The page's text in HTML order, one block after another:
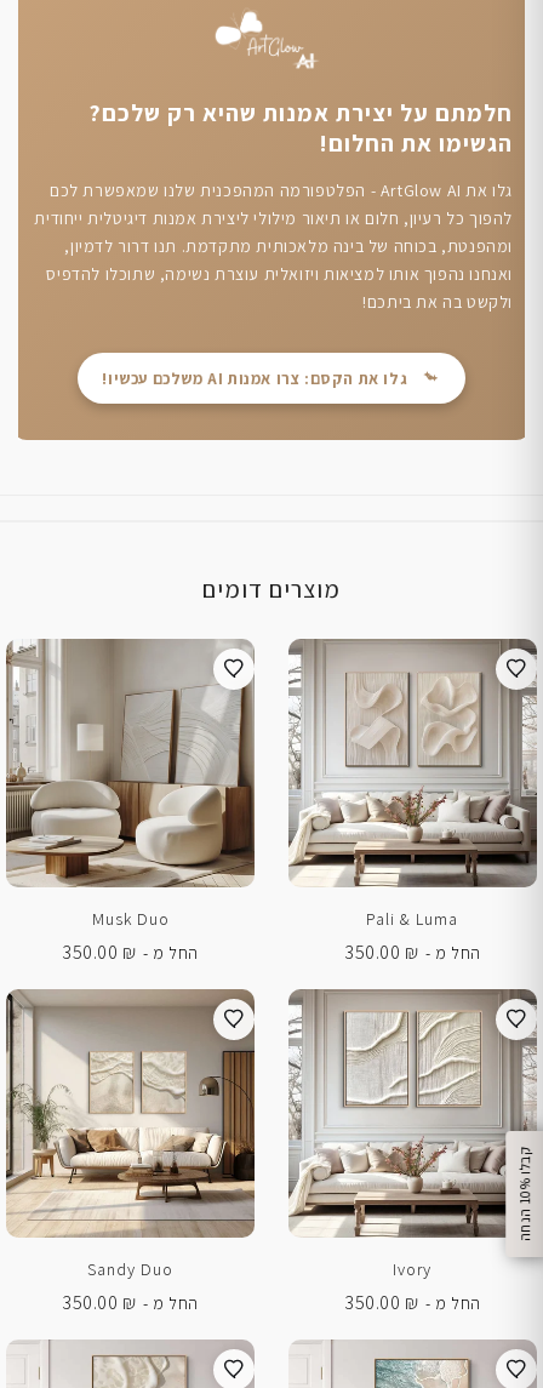
ק
ב
ל
ו
1
0
%
ה
נ
ח
ה
חלמתם על יצירת אמנות שהיא רק שלכם?
הגשימו את החלום!
גלו את ArtGlow AI - הפלטפורמה המהפכנית שלנו שמאפשרת לכם
להפוך כל רעיון, חלום או תיאור מילולי ליצירת אמנות דיגיטלית ייחודית
ומהפנטת, בכוחה של בינה מלאכותית מתקדמת. תנו דרור לדמיון,
ואנחנו נהפוך אותו למציאות ויזואלית עוצרת נשימה, שתוכלו להדפיס
ולקשט בה את ביתכם!
גלו את הקסם: צרו אמנות AI משלכם עכשיו!
מוצרים דומים
Pali & Luma
החל מ -
350.00 ₪
Musk Duo
החל מ -
350.00 ₪
Ivory
החל מ -
350.00 ₪
Sandy Duo
החל מ -
350.00 ₪